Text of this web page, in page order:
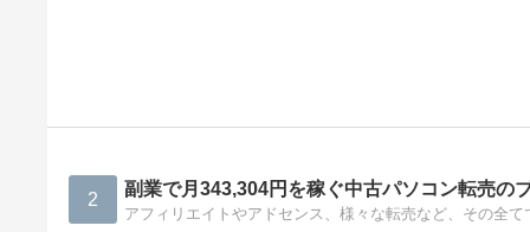
2 副業で月343,304円を稼ぐ中古パソコン転売の